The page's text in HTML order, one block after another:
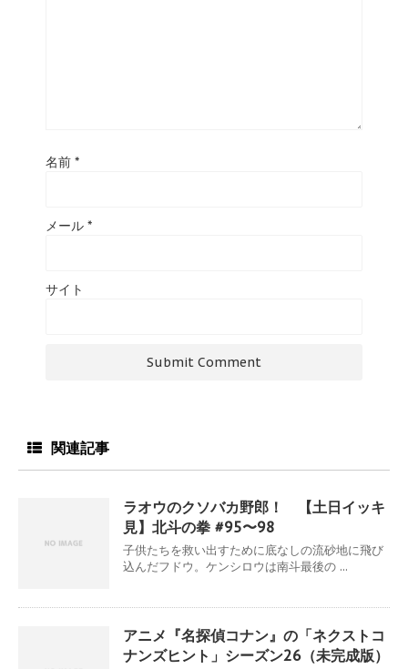
名前 *
メール *
サイト
関連記事
ラオウのクソバカ野郎！ 【土日イッキ
見】北斗の拳 #95〜98
子供たちを救い出すために底なしの流砂地に飛び
込んだフドウ。ケンシロウは南斗最後の ...
アニメ『名探偵コナン』の「ネクストコ
ナンズヒント」シーズン26（未完成版）